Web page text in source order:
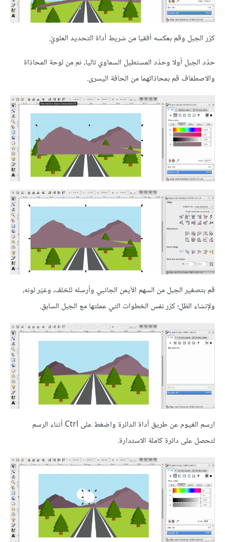
كرّر الجبل وقم بعكسه أفقيا من شريط أداة التحديد العلويّ.
حدّد الجبل أولا وحدّد المستطيل السماوي تاليا، ثم من لوحة المحاذاة
والاصطفاف قم بمحاذاتهما من الحافة اليسرى.
قم بتصغير الجبل من السهم الأيمن الجانبي وأرسله للخلف، وغيّر لونه،
ولإنشاء الظل؛ كرّر نفس الخطوات التي عملتها مع الجبل السابق.
ارسم الغيوم عن طريق أداة الدائرة واضغط على Ctrl أثناء الرسم
لتحصل على دائرة كاملة الاستدارة.